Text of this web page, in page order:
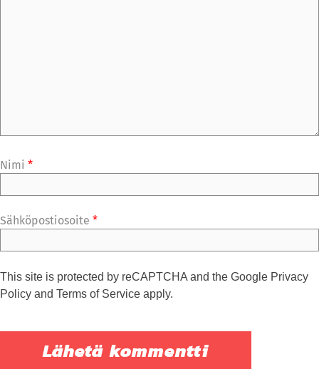
Nimi *
Sähköpostiosoite *
This site is protected by reCAPTCHA and the Google Privacy
Policy and Terms of Service apply.